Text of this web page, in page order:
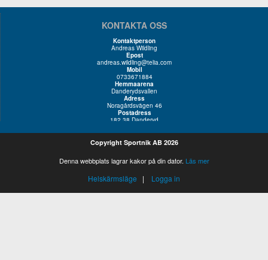
KONTAKTA OSS
Kontaktperson
Andreas Wildling
Epost
andreas.wildling@telia.com
Mobil
0733671884
Hemmaarena
Danderydsvallen
Adress
Noragårdsvägen 46
Postadress
182 38 Danderyd
Copyright Sportnik AB 2026
Denna webbplats lagrar kakor på din dator. Läs mer
Helskärmsläge | Logga in